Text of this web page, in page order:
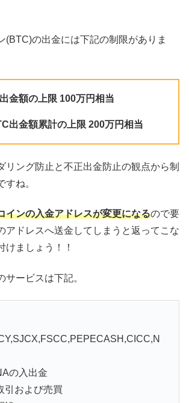
(BTC)の出金には下記の制限がありま
金額の上限 100万円相当
出金額累計の上限 200万円相当
リング防止と不正出金防止の観点から制
すね。
インの入金アドレスが変更になるので要
アドレスへ送金してしまうと返ってこな
けましょう！！
サービスは下記。
の入出金
引および売買